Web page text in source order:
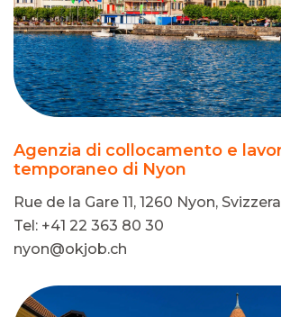
Agenzia di collocamento e
temporaneo di Nyon
Rue de la Gare 11, 1260 Nyon, Svizzera
Tel: +41 22 363 80 30
nyon@okjob.ch